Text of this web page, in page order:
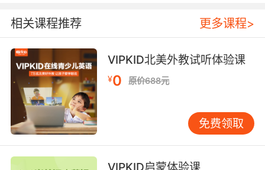
52%。VIPKID《Daily Routines》课程采用晨间
洗漱主题歌曲，通过场景化歌词设计，使牙刷、
毛巾等生活词汇在72小时内回忆准确率达到
91%。这种记忆优势源自音乐的时间结构化特
性，正如认知心理学家乔治·米勒指出的：旋律为
信息序列提供了天然的组块框架。 文化渗透维度
语言习得本质是文化内化过程。伯克利音乐学院
与北京师范大学的联合研究表明，包含文化元素
的英语童谣能提升35%的语境理解力。
VIPKID《Festival Fun》课程将圣诞节颂歌与春
相关课程推荐 更多课程>
VIPKID北美外教试听体验课
¥0 原价688元
免费领取